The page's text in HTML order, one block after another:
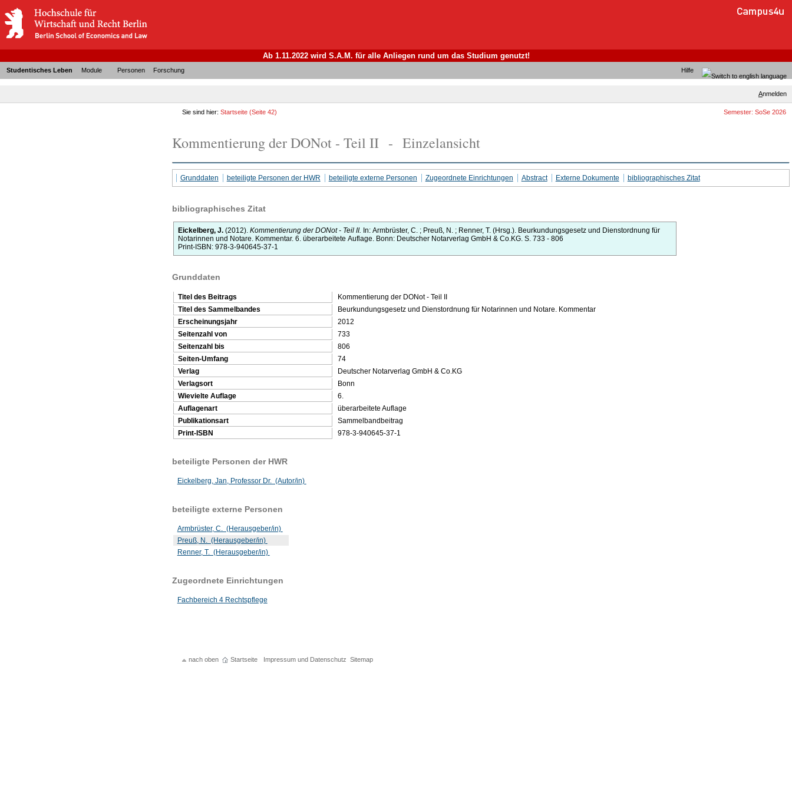
Ab 1.11.2022 wird S.A.M. für alle Anliegen rund um das Studium genutzt!
Studentisches Leben Module Personen Forschung Hilfe
Anmelden
Sie sind hier:Startseite (Seite 42) Semester: SoSe 2026
Kommentierung der DONot - Teil II - Einzelansicht
Grunddaten beteiligte Personen der HWR beteiligte externe Personen Zugeordnete Einrichtungen Abstract Externe Dokumente bibliographisches Zitat
bibliographisches Zitat
Eickelberg, J. (2012). Kommentierung der DONot - Teil II. In: Armbrüster, C. ; Preuß, N. ; Renner, T. (Hrsg.). Beurkundungsgesetz und Dienstordnung für
Notarinnen und Notare. Kommentar. 6. überarbeitete Auflage. Bonn: Deutscher Notarverlag GmbH & Co.KG. S. 733 - 806
Print-ISBN: 978-3-940645-37-1
Grunddaten
Titel des Beitrags
Kommentierung der DONot - Teil II
Titel des Sammelbandes
Beurkundungsgesetz und Dienstordnung für Notarinnen und Notare. Kommentar
Erscheinungsjahr
2012
Seitenzahl von
733
Seitenzahl bis
806
Seiten-Umfang
74
Verlag
Deutscher Notarverlag GmbH & Co.KG
Verlagsort
Bonn
Wievielte Auflage
6.
Auflagenart
überarbeitete Auflage
Publikationsart
Sammelbandbeitrag
Print-ISBN
978-3-940645-37-1
beteiligte Personen der HWR
Eickelberg, Jan, Professor Dr. (Autor/in)
beteiligte externe Personen
Armbrüster, C. (Herausgeber/in)
Preuß, N. (Herausgeber/in)
Renner, T. (Herausgeber/in)
Zugeordnete Einrichtungen
Fachbereich 4 Rechtspflege
nach oben Startseite Impressum und Datenschutz Sitemap